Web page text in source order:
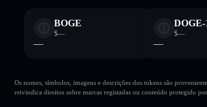
BOGE
$—
—
DOGE-
$—
—
Os nomes, símbolos, imagens e descrições dos tokens são
reivindica direitos sobre marcas registadas ou conteúdo protegido